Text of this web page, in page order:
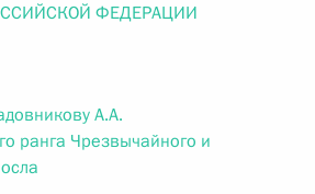
ФЕДЕРАЦИИ
А.А.
ранга Чрезвычайного и